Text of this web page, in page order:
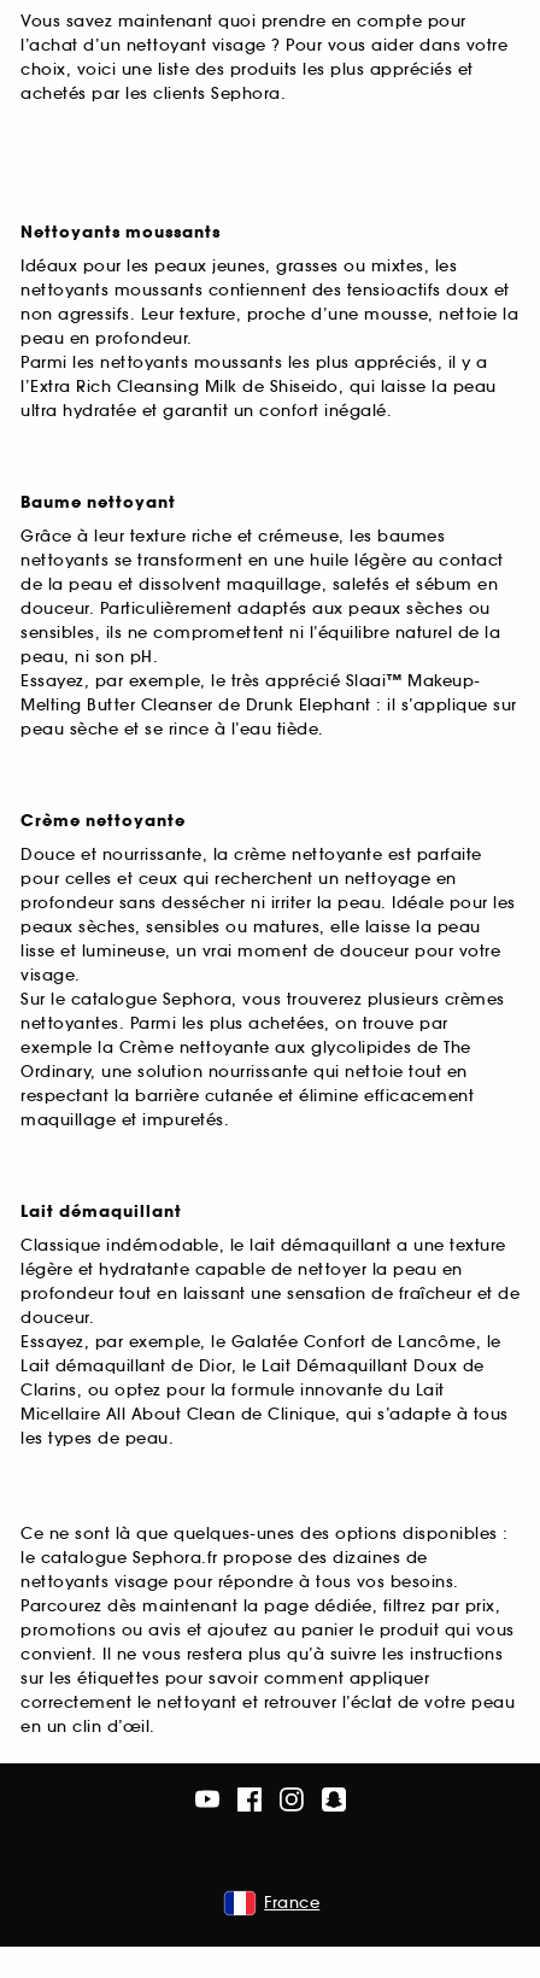
Vous savez maintenant quoi prendre en compte pour
l’achat d’un nettoyant visage ? Pour vous aider dans votre
choix, voici une liste des produits les plus appréciés et
achetés par les clients Sephora.
Nettoyants moussants
Idéaux pour les peaux jeunes, grasses ou mixtes, les
nettoyants moussants contiennent des tensioactifs doux et
non agressifs. Leur texture, proche d’une mousse, nettoie la
peau en profondeur.
Parmi les nettoyants moussants les plus appréciés, il y a
l’Extra Rich Cleansing Milk de Shiseido, qui laisse la peau
ultra hydratée et garantit un confort inégalé.
Baume nettoyant
Grâce à leur texture riche et crémeuse, les baumes
nettoyants se transforment en une huile légère au contact
de la peau et dissolvent maquillage, saletés et sébum en
douceur. Particulièrement adaptés aux peaux sèches ou
sensibles, ils ne compromettent ni l’équilibre naturel de la
peau, ni son pH.
Essayez, par exemple, le très apprécié Slaai™ Makeup-
Melting Butter Cleanser de Drunk Elephant : il s’applique sur
peau sèche et se rince à l’eau tiède.
Crème nettoyante
Douce et nourrissante, la crème nettoyante est parfaite
pour celles et ceux qui recherchent un nettoyage en
profondeur sans dessécher ni irriter la peau. Idéale pour les
peaux sèches, sensibles ou matures, elle laisse la peau
lisse et lumineuse, un vrai moment de douceur pour votre
visage.
Sur le catalogue Sephora, vous trouverez plusieurs crèmes
nettoyantes. Parmi les plus achetées, on trouve par
exemple la Crème nettoyante aux glycolipides de The
Ordinary, une solution nourrissante qui nettoie tout en
respectant la barrière cutanée et élimine efficacement
maquillage et impuretés.
Lait démaquillant
Classique indémodable, le lait démaquillant a une texture
légère et hydratante capable de nettoyer la peau en
profondeur tout en laissant une sensation de fraîcheur et de
douceur.
Essayez, par exemple, le Galatée Confort de Lancôme, le
Lait démaquillant de Dior, le Lait Démaquillant Doux de
Clarins, ou optez pour la formule innovante du Lait
Micellaire All About Clean de Clinique, qui s’adapte à tous
les types de peau.
Ce ne sont là que quelques-unes des options disponibles :
le catalogue Sephora.fr propose des dizaines de
nettoyants visage pour répondre à tous vos besoins.
Parcourez dès maintenant la page dédiée, filtrez par prix,
promotions ou avis et ajoutez au panier le produit qui vous
convient. Il ne vous restera plus qu’à suivre les instructions
sur les étiquettes pour savoir comment appliquer
correctement le nettoyant et retrouver l’éclat de votre peau
en un clin d’œil.
France